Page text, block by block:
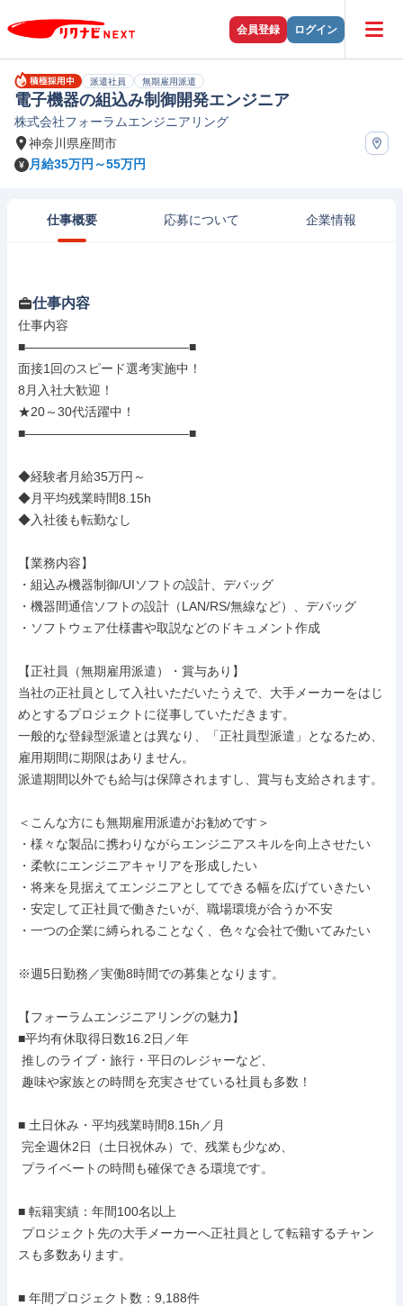
会員登録 ログイン
派遣社員 無期雇用派遣
電子機器の組込み制御開発エンジニア
株式会社フォーラムエンジニアリング
神奈川県座間市
月給35万円～55万円
仕事概要 応募について 企業情報
仕事内容
仕事内容
■―――――――――――――■
面接1回のスピード選考実施中！
8月入社大歓迎！
★20～30代活躍中！
■―――――――――――――■
◆経験者月給35万円～
◆月平均残業時間8.15h
◆入社後も転勤なし
【業務内容】
・組込み機器制御/UIソフトの設計、デバッグ
・機器間通信ソフトの設計（LAN/RS/無線など）、デバッグ
・ソフトウェア仕様書や取説などのドキュメント作成
【正社員（無期雇用派遣）・賞与あり】
当社の正社員として入社いただいたうえで、大手メーカーをはじ
めとするプロジェクトに従事していただきます。
一般的な登録型派遣とは異なり、「正社員型派遣」となるため、
雇用期間に期限はありません。
派遣期間以外でも給与は保障されますし、賞与も支給されます。
＜こんな方にも無期雇用派遣がお勧めです＞
・様々な製品に携わりながらエンジニアスキルを向上させたい
・柔軟にエンジニアキャリアを形成したい
・将来を見据えてエンジニアとしてできる幅を広げていきたい
・安定して正社員で働きたいが、職場環境が合うか不安
・一つの企業に縛られることなく、色々な会社で働いてみたい
※週5日勤務／実働8時間での募集となります。
【フォーラムエンジニアリングの魅力】
■平均有休取得日数16.2日／年
■ 土日休み・平均残業時間8.15h／月
■ 転籍実績：年間100名以上
スも多数あります。
■ 年間プロジェクト数：9,188件